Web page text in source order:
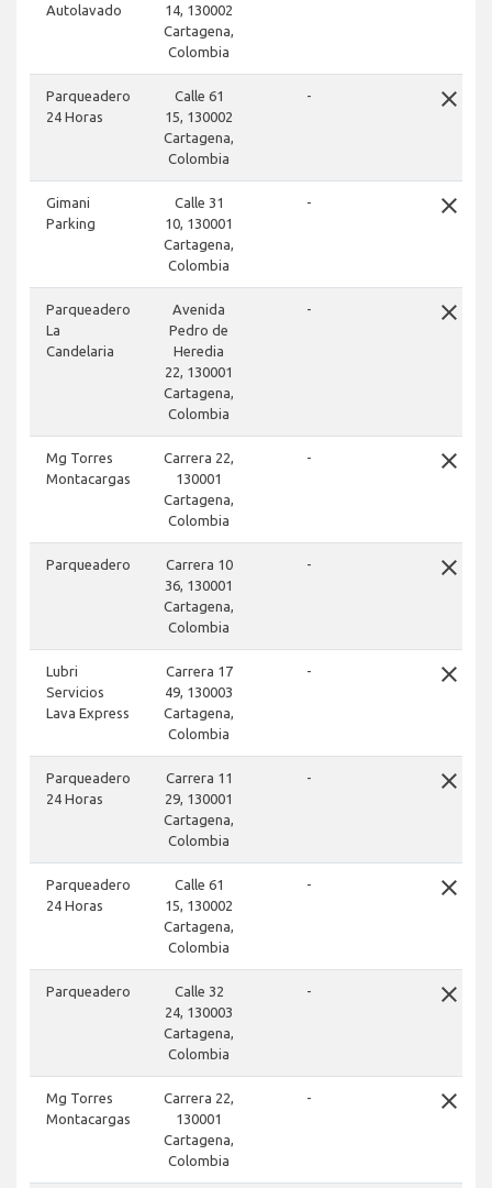
Autolavado
14, 130002
Cartagena,
Colombia
Parqueadero
24 Horas
Calle 61
15, 130002
Cartagena,
Colombia
- close
Gimani
Parking
Calle 31
10, 130001
Cartagena,
Colombia
- close
Parqueadero
La
Candelaria
Avenida
Pedro de
Heredia
22, 130001
Cartagena,
Colombia
- close
Mg Torres
Montacargas
Carrera 22,
130001
Cartagena,
Colombia
- close
Parqueadero
Carrera 10
36, 130001
Cartagena,
Colombia
- close
Lubri
Servicios
Lava Express
Carrera 17
49, 130003
Cartagena,
Colombia
- close
Parqueadero
24 Horas
Carrera 11
29, 130001
Cartagena,
Colombia
- close
Parqueadero
24 Horas
Calle 61
15, 130002
Cartagena,
Colombia
- close
Parqueadero
Calle 32
24, 130003
Cartagena,
Colombia
- close
Mg Torres
Montacargas
Carrera 22,
130001
Cartagena,
Colombia
- close